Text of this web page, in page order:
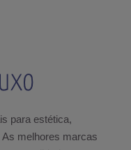
para estética,
melhores marcas